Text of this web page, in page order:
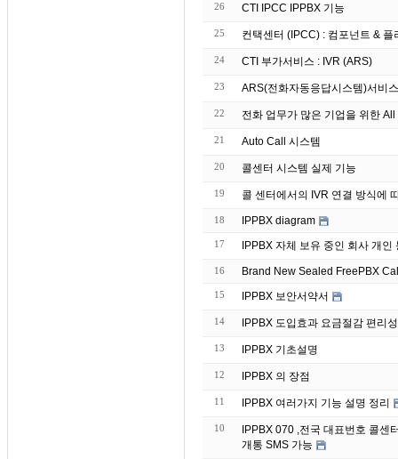
26 CTI IPCC IPPBX 기능
25 컨택센터 (IPCC) : 컴포넌트 &
24 CTI 부가서비스 : IVR (ARS)
23 ARS(전화자동응답시스템)서비
22 전화 업무가 많은 기업을 위한
21 Auto Call 시스템
20 콜센터 시스템 실제 기능
19 콜 센터에서의 IVR 연결 방식에
18 IPPBX diagram
17 IPPBX 자체 보유 중인 회사
16
15 IPPBX 보안서약서
14 IPPBX 도입효과 요금절감 편리성
13 IPPBX 기초설명
12 IPPBX 의 장점
11 IPPBX 여러가지 기능 설명 정리
10
IPPBX 070 ,전국 대표번호 콜센
개통 SMS 가능